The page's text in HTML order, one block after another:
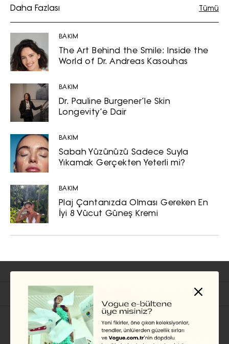
Daha Fazlası Tümü
BAKIM
The Art Behind the Smile: Inside the
World of Dr. Andreas Kasouhas
BAKIM
Dr. Pauline Burgener’le Skin
Longevity’e Dair
BAKIM
Sabah Yüzünüzü Sadece Suyla
Yıkamak Gerçekten Yeterli mi?
BAKIM
Plaj Çantanızda Olması Gereken En
İyi 8 Vücut Güneş Kremi
İlgili Başlıklar
SUMMER